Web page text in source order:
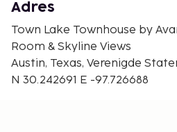
Moody Theater - 3,8 km
Frost Bank Tower - 3,8 km
De dichtsbijzijnde luchthaven
luchthaven Austin-Bergstrom
Adres
Town Lake Townhouse by
Room & Skyline Views
Austin, Texas, Verenigde
N 30.242691 E -97.726688